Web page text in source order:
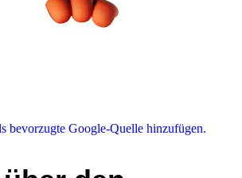
bevorzugte Google-Quelle hinzufügen.